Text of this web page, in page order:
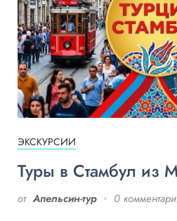
ЭКСКУРСИИ
Туры в Стамбул из
от Апельсин-тур 0